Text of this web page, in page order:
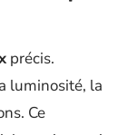
précis.
luminosité, la
Ce